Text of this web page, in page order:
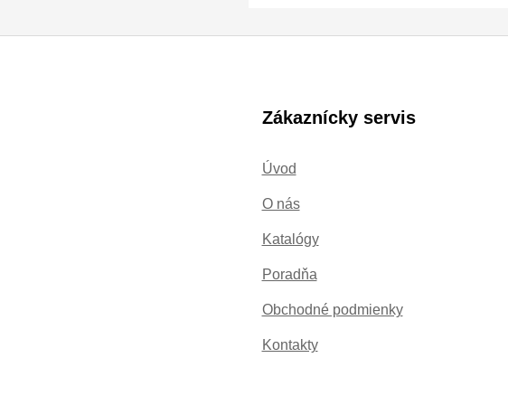
Zákaznícky servis
Úvod
O nás
Katalógy
Poradňa
Obchodné podmienky
Kontakty